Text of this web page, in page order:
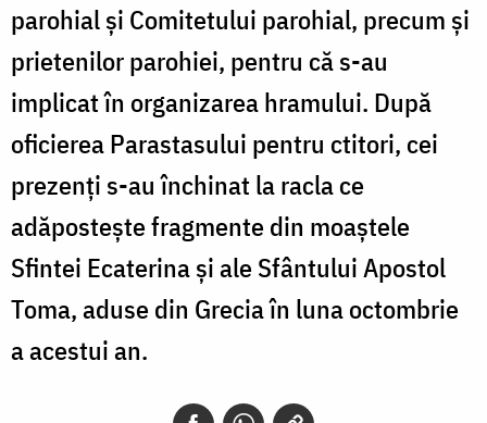
parohial şi Comitetului parohial, precum şi
prietenilor parohiei, pentru că s-au
implicat în organizarea hramului. După
oficierea Parastasului pentru ctitori, cei
prezenţi s-au închinat la racla ce
adăposteşte fragmente din moaştele
Sfintei Ecaterina şi ale Sfântului Apostol
Toma, aduse din Grecia în luna octombrie
a acestui an.